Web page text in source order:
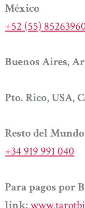
México
+52 (55)
Buenos Aires,
Pto. Rico, USA,
Resto del
+34 919 991 040
Para pagos por
link: